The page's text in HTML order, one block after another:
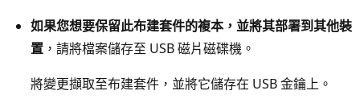
如果您想要保留此布建套件的複本，並將其部署到其他裝
置 ，請將檔案儲存至 USB 磁片磁碟機。
將變更擷取至布建套件，並將它儲存在 USB 金鑰上。